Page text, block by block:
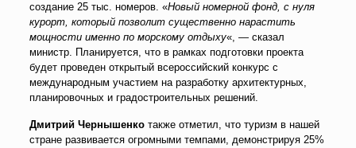
создание 25 тыс. номеров. «Новый номерной фонд, с нуля
курорт, который позволит существенно нарастить
мощности именно по морскому отдыху«, — сказал
министр. Планируется, что в рамках подготовки проекта
будет проведен открытый всероссийский конкурс с
международным участием на разработку архитектурных,
планировочных и градостроительных решений.
Дмитрий Чернышенкотакже отметил, что туризм в нашей
стране развивается огромными темпами, демонстрируя 25%